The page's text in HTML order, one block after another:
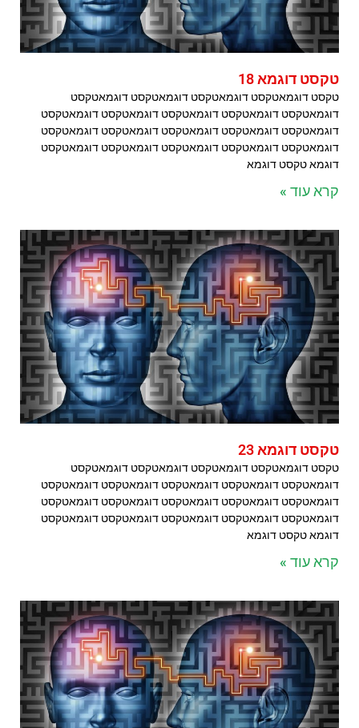
טקסט דוגמא 18
טקסט דוגמאטקסט דוגמאטקסט דוגמאטקסט דוגמאטקסט
דוגמאטקסט דוגמאטקסט דוגמאטקסט דוגמאטקסט דוגמאטקסט
דוגמאטקסט דוגמאטקסט דוגמאטקסט דוגמאטקסט דוגמאטקסט
דוגמאטקסט דוגמאטקסט דוגמאטקסט דוגמאטקסט דוגמאטקסט
דוגמא טקסט דוגמא
קרא עוד »
טקסט דוגמא 23
טקסט דוגמאטקסט דוגמאטקסט דוגמאטקסט דוגמאטקסט
דוגמאטקסט דוגמאטקסט דוגמאטקסט דוגמאטקסט דוגמאטקסט
דוגמאטקסט דוגמאטקסט דוגמאטקסט דוגמאטקסט דוגמאטקסט
דוגמאטקסט דוגמאטקסט דוגמאטקסט דוגמאטקסט דוגמאטקסט
דוגמא טקסט דוגמא
קרא עוד »